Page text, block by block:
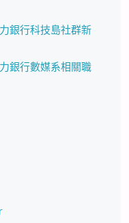
銀行科技島社群新
銀行數媒系相關職